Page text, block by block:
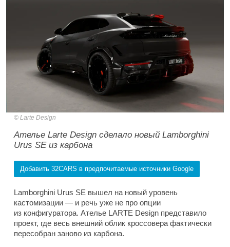
Larte Design
Ателье Larte Design сделало новый Lamborghini
Urus SE из карбона
Добавить 32CARS в предпочитаемые источники Google
Lamborghini Urus SE вышел на новый уровень
кастомизации — и речь уже не про опции
из конфигуратора. Ателье LARTE Design представило
проект, где весь внешний облик кроссовера фактически
пересобран заново из карбона.